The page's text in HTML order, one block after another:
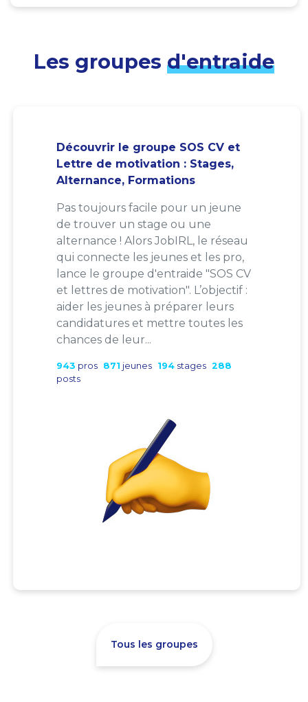
Les groupes d'entraide
Découvrir le groupe SOS CV et
Lettre de motivation : Stages,
Alternance, Formations
Pas toujours facile pour un jeune
de trouver un stage ou une
alternance ! Alors JobIRL, le réseau
qui connecte les jeunes et les pro,
lance le groupe d'entraide "SOS CV
et lettres de motivation". L’objectif :
aider les jeunes à préparer leurs
candidatures et mettre toutes les
chances de leur...
943 pros 871 jeunes 194 stages 288
posts
Tous les groupes